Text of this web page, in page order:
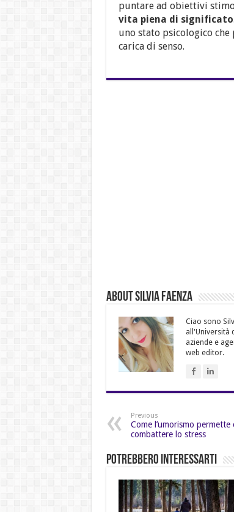
puntare ad obiettivi
vita piena di significato
uno stato psicologico
carica di senso.
About Silvia Faenza
Ciao sono
all'Università
aziende e
web editor.
Previous
Come l’umorismo permette
combattere lo stress
Potrebbero Interessarti